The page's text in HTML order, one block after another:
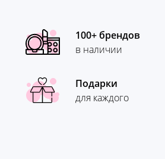
100+ брендов
в наличии
Подарки
для каждого